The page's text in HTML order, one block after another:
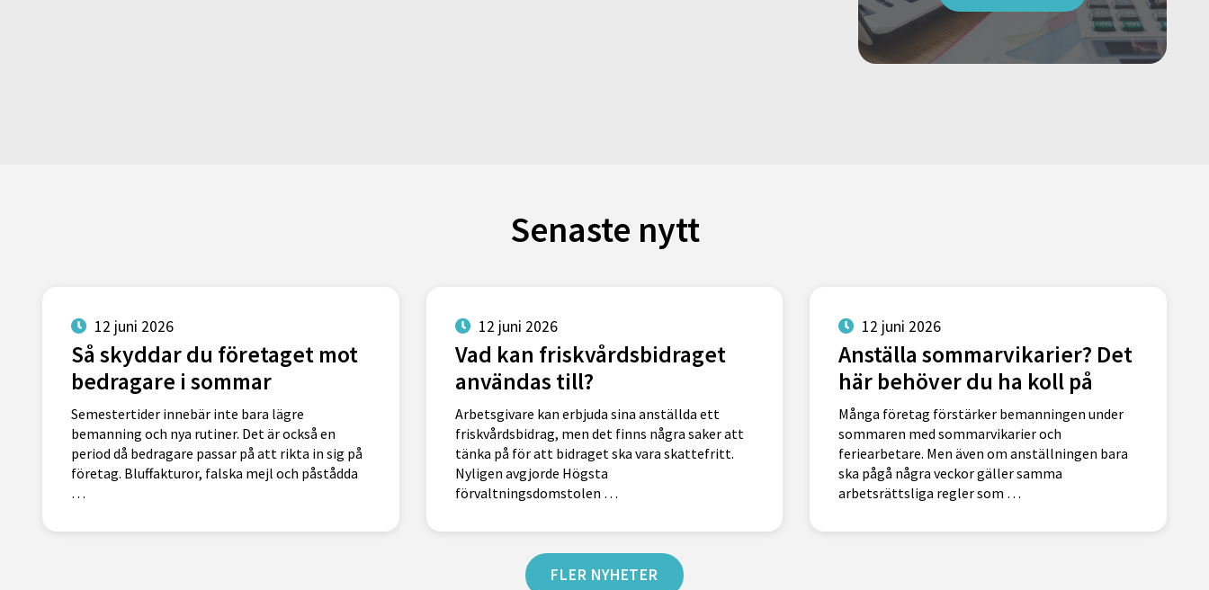
Senaste nytt
12 juni 2026
Så skyddar du företaget mot
bedragare i sommar
Semestertider innebär inte bara lägre
bemanning och nya rutiner. Det är också en
period då bedragare passar på att rikta in sig på
företag. Bluffakturor, falska mejl och påstådda
…
12 juni 2026
Vad kan friskvårdsbidraget
användas till?
Arbetsgivare kan erbjuda sina anställda ett
friskvårdsbidrag, men det finns några saker att
tänka på för att bidraget ska vara skattefritt.
Nyligen avgjorde Högsta
förvaltningsdomstolen …
12 juni 2026
Anställa sommarvikarier? Det
här behöver du ha koll på
Många företag förstärker bemanningen under
sommaren med sommarvikarier och
feriearbetare. Men även om anställningen bara
ska pågå några veckor gäller samma
arbetsrättsliga regler som …
FLER NYHETER